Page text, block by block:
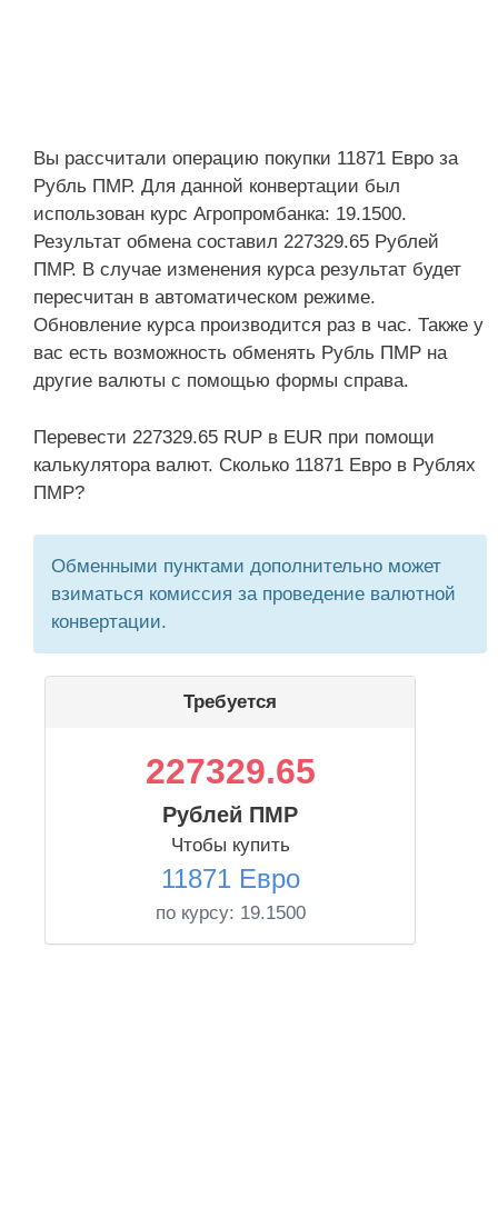
Вы рассчитали операцию покупки 11871 Евро за
Рубль ПМР. Для данной конвертации был
использован курс Агропромбанка: 19.1500.
Результат обмена составил 227329.65 Рублей
ПМР. В случае изменения курса результат будет
пересчитан в автоматическом режиме.
Обновление курса производится раз в час. Также у
вас есть возможность обменять Рубль ПМР на
другие валюты с помощью формы справа.
Перевести 227329.65 RUP в EUR при помощи
калькулятора валют. Сколько 11871 Евро в Рублях
ПМР?
Обменными пунктами дополнительно может
взиматься комиссия за проведение валютной
конвертации.
Требуется
227329.65
Рублей ПМР
Чтобы купить
11871 Евро
по курсу: 19.1500